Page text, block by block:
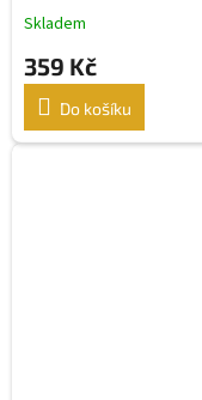
Skladem
359 Kč
Do košíku